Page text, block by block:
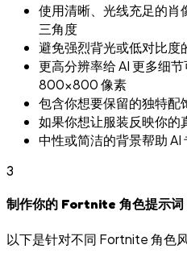
使用清晰、光线充足的
三角度
避免强烈背光或低对比度
更高分辨率给 AI 更多细
800×800 像素
包含你想要保留的独特配
如果你想让服装反映你的
中性或简洁的背景帮助 AI
3
制作你的 Fortnite 角色提示词
以下是针对不同 Fortnite 角色